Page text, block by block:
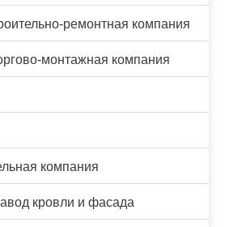
ремонтная компания
монтажная компания
компания
кровли и фасада